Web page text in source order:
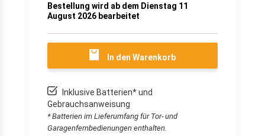
Bestellung wird ab dem Dienstag 11
August 2026 bearbeitet
In den Warenkorb
Inklusive Batterien* und
Gebrauchsanweisung
* Batterien im Lieferumfang für Tor- und
Garagenfernbedienungen enthalten.